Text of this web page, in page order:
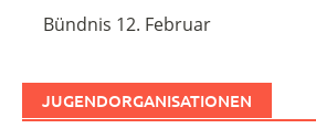
Bündnis 12. Februar
JUGENDORGANISATIONEN